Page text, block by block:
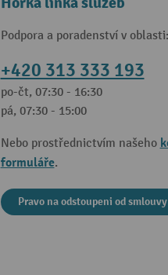
Podpora a poradenství v oblasti:
+420 313 333 193
po-čt, 07:30 - 16:30
pá, 07:30 - 15:00
Nebo prostřednictvím našeho
formuláře.
Pravo na odstoupeni od smlouvy